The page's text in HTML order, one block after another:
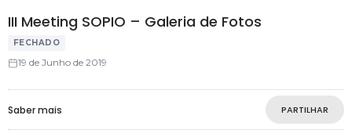
III Meeting SOPIO – Galeria de Fotos
FECHADO
19 de Junho de 2019
Saber mais PARTILHAR